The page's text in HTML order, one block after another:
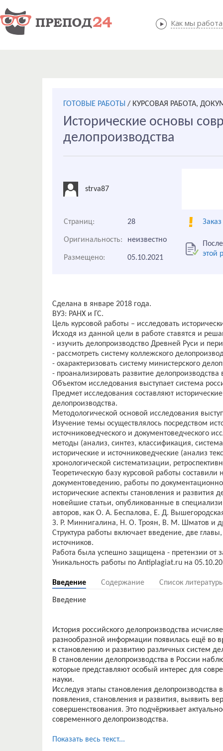
Как мы
Как мы
ГОТОВЫЕ РАБОТЫ / КУРСОВАЯ РАБОТА,
Исторические основы
делопроизводства
strva87
Страниц: 28
Оригинальность: неизвестно
этой
Размещено: 05.10.2021
Сделана в январе 2018 года.
ВУЗ: РАНХ и ГС.
Цель курсовой работы – исследовать
Исходя из данной цели в работе ставятся и
- изучить делопроизводство Древней Руси и
- рассмотреть систему коллежского
- охарактеризовать систему министерского
- проанализировать развитие делопроизводства
Объектом исследования выступает система
Предмет исследования составляют
делопроизводства.
Методологической основой исследования
Изучение темы осуществлялось посредством
источниковедческого и документоведческого
методы (анализ, синтез, классификация,
исторические и источниковедческие (анализ
хронологической систематизации,
Теоретическую базу курсовой работы
документоведению, работы по
исторические аспекты становления и развития
новейшие статьи, опубликованные в
авторов, как О. А. Беспалова, Е. Д.
З. Р. Миннигалина, Н. О. Троян, В. М. Шматов и
Структура работы включает введение, две
источников.
Работа была успешно защищена - претензии от
Введение Содержание Список
Введение
История российского делопроизводства
разнообразной информации появилась ещё во
к становлению и развитию различных систем
В становлении делопроизводства в России
которые представляют особый интерес для
науки.
Исследуя этапы становления
появления, становления и развития, выявить
совершенствования. Это подчёркивает
современного делопроизводства.
Показать весь текст...